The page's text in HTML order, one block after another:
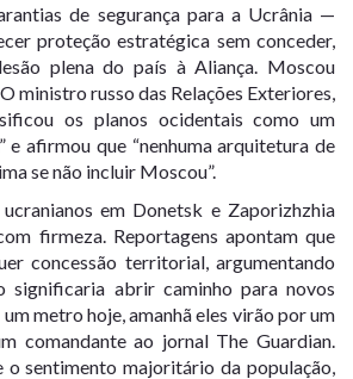
de segurança para a Ucrânia —
proteção estratégica sem conceder,
plena do país à Aliança. Moscou
ministro russo das Relações Exteriores,
os planos ocidentais como um
e afirmou que “nenhuma arquitetura de
se não incluir Moscou”.
em Donetsk e Zaporizhzhia
firmeza. Reportagens apontam que
concessão territorial, argumentando
significaria abrir caminho para novos
um metro hoje, amanhã eles virão por um
comandante ao jornal The Guardian.
o sentimento majoritário da população,